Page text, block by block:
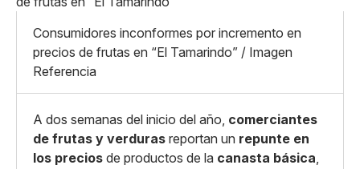
X
Whatsapp
Copiar enlace
Mediano
Grande
Consumidores inconformes por incremento en
precios de frutas en “El Tamarindo” / Imagen
Referencia
A dos semanas del inicio del año, comerciantes
de frutas y verduras reportan un repunte en
los precios de productos de la canasta básica,